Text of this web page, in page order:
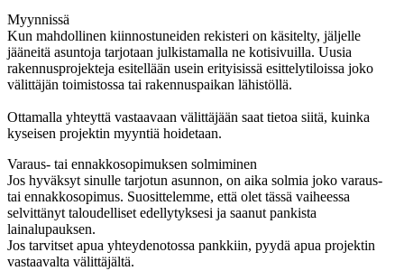
Myynnissä
Kun mahdollinen kiinnostuneiden rekisteri on käsitelty, jäljelle
jääneitä asuntoja tarjotaan julkistamalla ne kotisivuilla. Uusia
rakennusprojekteja esitellään usein erityisissä esittelytiloissa joko
välittäjän toimistossa tai rakennuspaikan lähistöllä.
Ottamalla yhteyttä vastaavaan välittäjään saat tietoa siitä, kuinka
kyseisen projektin myyntiä hoidetaan.
Varaus- tai ennakkosopimuksen solmiminen
Jos hyväksyt sinulle tarjotun asunnon, on aika solmia joko varaus-
tai ennakkosopimus. Suosittelemme, että olet tässä vaiheessa
selvittänyt taloudelliset edellytyksesi ja saanut pankista
lainalupauksen.
Jos tarvitset apua yhteydenotossa pankkiin, pyydä apua projektin
vastaavalta välittäjältä.